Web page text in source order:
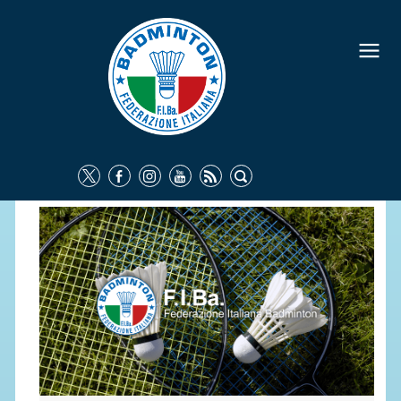
FEDERAZIONE
IDENTITÀ
COMMISSIONI FEDERALI
ORGANI TERRITORIALI
SOCIETÀ SPORTIVE
CARTE FEDERALI
ATTI UFFICIALI
TUTELA DELLA SALUTE -
ANTIDOPING
COMUNICAZIONE E MARKETING